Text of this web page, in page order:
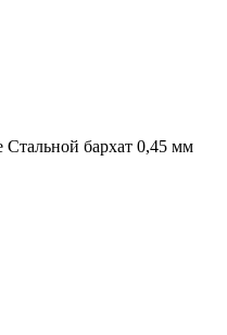
бархат 0,45 мм